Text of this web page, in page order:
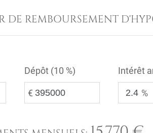
DE REMBOURSEMENT
Dépôt (10 %)
€
Intérêt
%